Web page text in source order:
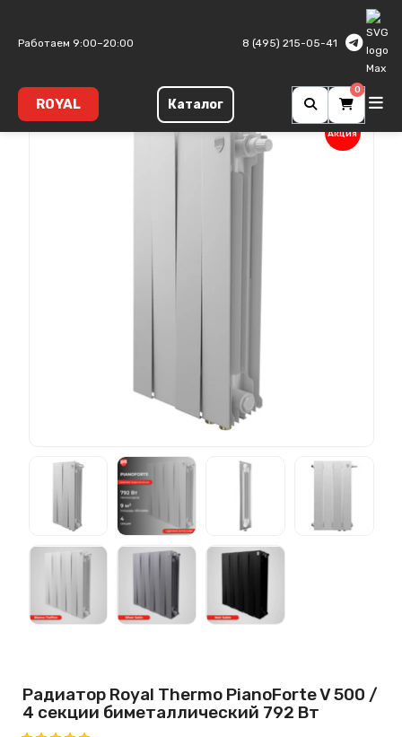
Работаем 9:00–20:00 8 (495) 215-05-41
ROYAL Каталог
0
Акция
Радиатор Royal Thermo PianoForte V 500 /
4 секции биметаллический 792 Вт